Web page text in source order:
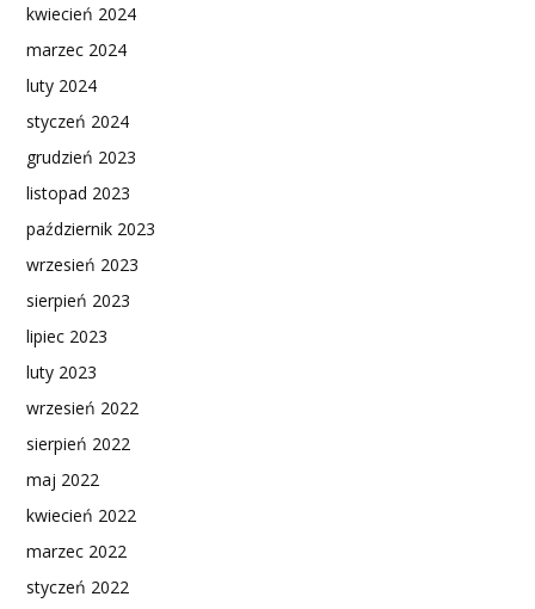
kwiecień 2024
marzec 2024
luty 2024
styczeń 2024
grudzień 2023
listopad 2023
październik 2023
wrzesień 2023
sierpień 2023
lipiec 2023
luty 2023
wrzesień 2022
sierpień 2022
maj 2022
kwiecień 2022
marzec 2022
styczeń 2022